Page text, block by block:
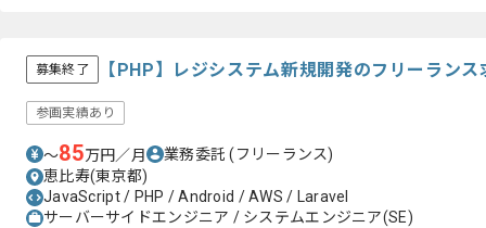
募集終了 【PHP】レジシステム新規開発のフリーラン
参画実績あり
〜85万円／月 業務委託(フリーランス)
恵比寿(東京都)
JavaScript / PHP / Android / AWS / Laravel
サーバーサイドエンジニア / システムエンジニア(SE)